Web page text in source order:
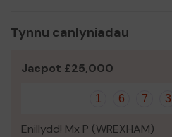
Tynnu canlyniadau
Jacpot £25,000
1 6 7 3
Enillydd! Mx P (WREXHAM)